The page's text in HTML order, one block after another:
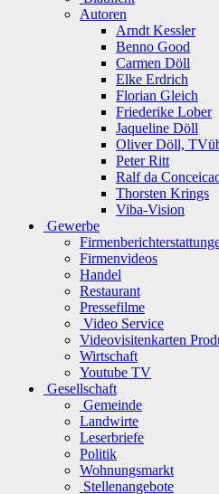
Autoren
Arndt Kessler
Benno Good
Carmen Döll
Elke Erdrich
Florian Gleich
Friederike Lober
Jaqueline Döll
Oliver Döll,
Peter Ritt
Ralf da
Thorsten Krings
Viba-Vision
Gewerbe
Firmenvideos
Handel
Restaurant
Pressefilme
Video Service
Videovisitenkarten
Wirtschaft
Youtube TV
Gesellschaft
Gemeinde
Landwirte
Leserbriefe
Politik
Wohnungsmarkt
Stellenangebote